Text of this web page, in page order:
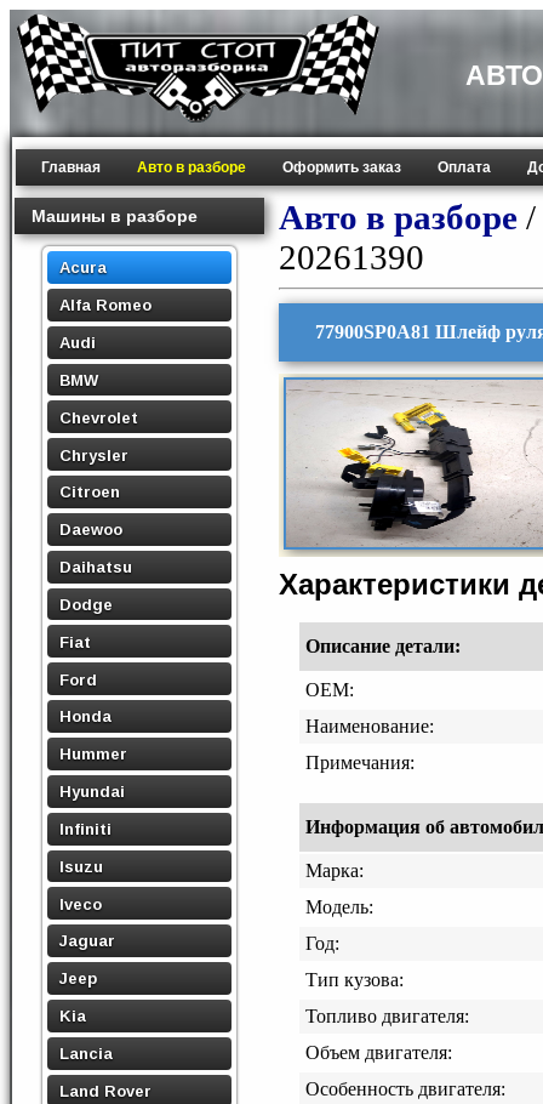
Главная Авто в разборе Оформить заказ Оплата
Машины в разборе
Acura
Alfa Romeo
Audi
BMW
Chevrolet
Chrysler
Citroen
Daewoo
Daihatsu
Dodge
Fiat
Ford
Honda
Hummer
Hyundai
Infiniti
Isuzu
Iveco
Jaguar
Jeep
Kia
Lancia
Land Rover
Авто в разборе /
20261390
77900SP0A81 Шлейф
Характеристики
Описание детали:
OEM:
Наименование:
Примечания:
Информация об
Марка:
Модель:
Год:
Тип кузова:
Топливо двигателя:
Объем двигателя:
Особенность двигателя: